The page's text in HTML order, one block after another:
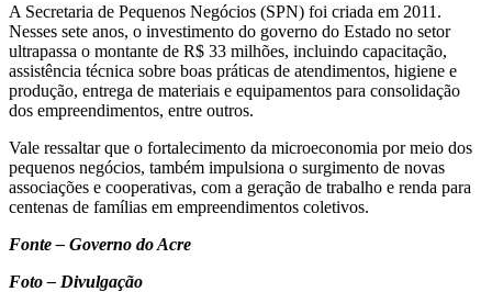
A Secretaria de Pequenos Negócios (SPN) foi criada em 2011.
Nesses sete anos, o investimento do governo do Estado no setor
ultrapassa o montante de R$ 33 milhões, incluindo capacitação,
assistência técnica sobre boas práticas de atendimentos, higiene e
produção, entrega de materiais e equipamentos para consolidação
dos empreendimentos, entre outros.
Vale ressaltar que o fortalecimento da microeconomia por meio dos
pequenos negócios, também impulsiona o surgimento de novas
associações e cooperativas, com a geração de trabalho e renda para
centenas de famílias em empreendimentos coletivos.
Fonte – Governo do Acre
Foto – Divulgação